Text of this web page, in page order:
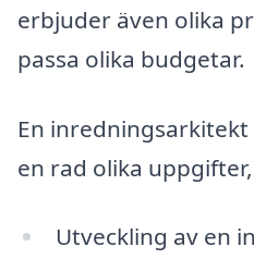
erbjuder även olika
passa olika budgetar.
En
en rad olika
Utveckling av en